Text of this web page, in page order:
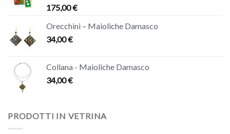
175,00€
Orecchini – Maioliche Damasco
34,00€
Collana - Maioliche Damasco
34,00€
PRODOTTI IN VETRINA